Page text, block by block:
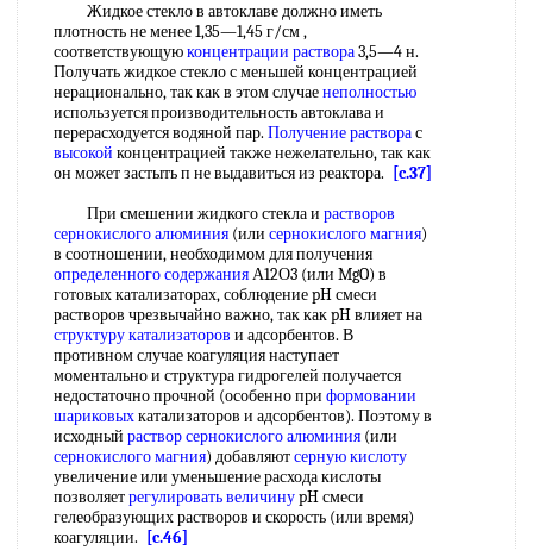
Жидкое стекло в автоклаве должно иметь
плотность не менее 1,35—1,45 г/см ,
соответствующуюконцентрации раствора3,5—4 н.
Получать жидкое стекло с меньшей концентрацией
нерационально, так как в этом случаенеполностью
используется производительность автоклава и
перерасходуется водяной пар. Получение растворас
высокой концентрацией также нежелательно, так как
он может застыть п не выдавиться из реактора.
[c.37]
При смешении жидкого стекла и растворов
сернокислого алюминия (или сернокислого магния)
в соотношении, необходимом для получения
определенного содержанияА12О3 (или MgO) в
готовых катализаторах, соблюдение pH смеси
растворов чрезвычайно важно, так как pH влияет на
структуру катализаторов и адсорбентов. В
противном случае коагуляция наступает
моментально и структура гидрогелей получается
недостаточно прочной (особенно при формовании
шариковыхкатализаторов и адсорбентов). Поэтому в
исходный раствор сернокислого алюминия (или
сернокислого магния) добавляютсерную кислоту
увеличение или уменьшение расхода кислоты
позволяетрегулировать величинуpH смеси
гелеобразующих растворов и скорость (или время)
коагуляции.
[c.46]